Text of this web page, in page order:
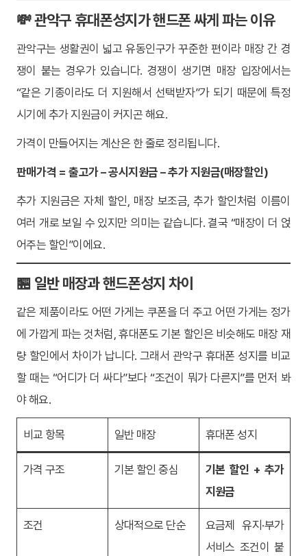
💸 관악구 휴대폰성지가 핸드폰 싸게 파는 이유
관악구는 생활권이 넓고 유동인구가 꾸준한 편이라 매장 간 경
쟁이 붙는 경우가 있습니다. 경쟁이 생기면 매장 입장에서는
“같은 기종이라도 더 지원해서 선택받자”가 되기 때문에 특정
시기에 추가 지원금이 커지곤 해요.
가격이 만들어지는 계산은 한 줄로 정리됩니다.
판매가격 = 출고가 – 공시지원금 – 추가 지원금(매장할인)
추가 지원금은 자체 할인, 매장 보조금, 추가 할인처럼 이름이
여러 개로 보일 수 있지만 의미는 같습니다. 결국 “매장이 더 얹
어주는 할인”이에요.
🏪 일반 매장과 핸드폰성지 차이
같은 제품이라도 어떤 가게는 쿠폰을 더 주고 어떤 가게는 정가
에 가깝게 파는 것처럼, 휴대폰도 기본 할인은 비슷해도 매장 재
량 할인에서 차이가 납니다. 그래서 관악구 휴대폰 성지를 비교
할 때는 “어디가 더 싸다”보다 “조건이 뭐가 다른지”를 먼저 봐
야 해요.
비교 항목 일반 매장 휴대폰 성지
가격 구조 기본 할인 중심
기본 할인 + 추가
지원금
조건 상대적으로 단순
요금제 유지·부가
서비스 조건이 붙